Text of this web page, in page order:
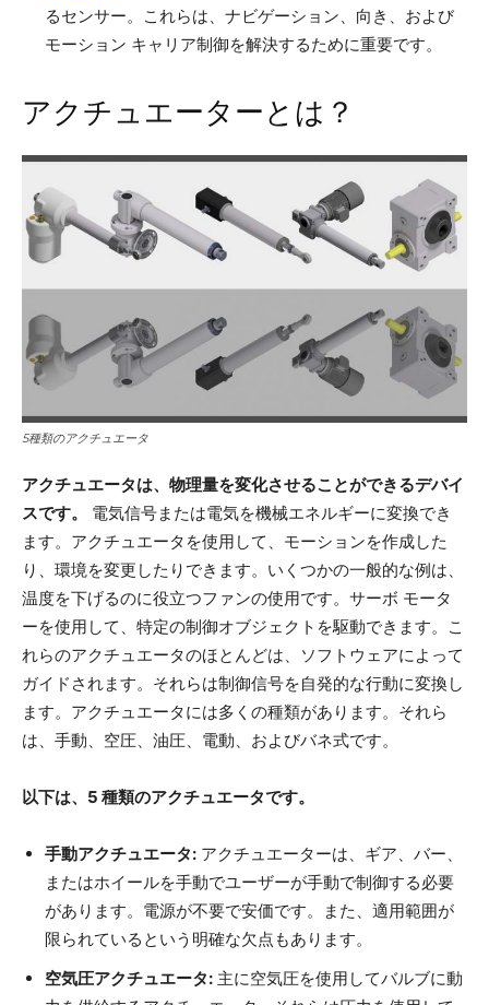
るセンサー。これらは、ナビゲーション、向き、および
モーション キャリア制御を解決するために重要です。
アクチュエーターとは？
5種類のアクチュエータ
アクチュエータは、物理量を変化させることができるデバイ
スです。
電気信号または電気を機械エネルギーに変換でき
ます。アクチュエータを使用して、モーションを作成した
り、環境を変更したりできます。いくつかの一般的な例は、
温度を下げるのに役立つファンの使用です。サーボ モータ
ーを使用して、特定の制御オブジェクトを駆動できます。こ
れらのアクチュエータのほとんどは、ソフトウェアによって
ガイドされます。それらは制御信号を自発的な行動に変換し
ます。アクチュエータには多くの種類があります。それら
は、手動、空圧、油圧、電動、およびバネ式です。
以下は、5 種類のアクチュエータです。
手動アクチュエータ: アクチュエーターは、ギア、バー、
またはホイールを手動でユーザーが手動で制御する必要
があります。電源が不要で安価です。また、適用範囲が
限られているという明確な欠点もあります。
空気圧アクチュエータ: 主に空気圧を使用してバルブに動